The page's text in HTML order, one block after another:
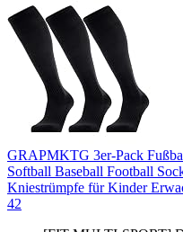
GRAPMKTG 3er-Pack
Softball Baseball Football
Kniestrümpfe für Kinder
42